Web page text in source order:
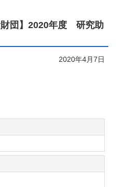
財団】2020年度 研究助
2020年4月7日